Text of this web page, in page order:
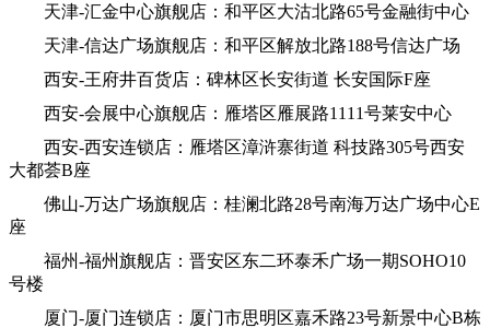
天津-汇金中心旗舰店：和平区大沽北路65号金融街中心
天津-信达广场旗舰店：和平区解放北路188号信达广场
西安-王府井百货店：碑林区长安街道 长安国际F座
西安-会展中心旗舰店：雁塔区雁展路1111号莱安中心
西安-西安连锁店：雁塔区漳浒寨街道 科技路305号西安
大都荟B座
佛山-万达广场旗舰店：桂澜北路28号南海万达广场中心E
座
福州-福州旗舰店：晋安区东二环泰禾广场一期SOHO10
号楼
厦门-厦门连锁店：厦门市思明区嘉禾路23号新景中心B栋